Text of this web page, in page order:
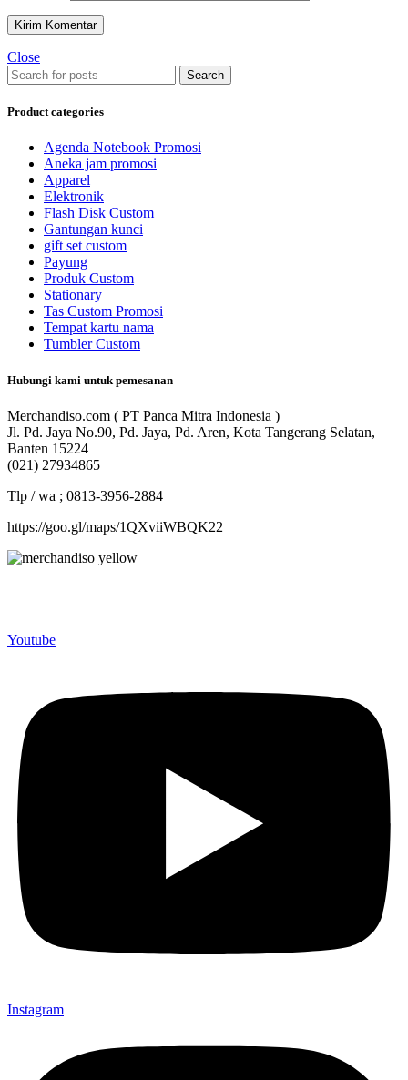
Close
Search
Product categories
Agenda Notebook Promosi
Aneka jam promosi
Apparel
Elektronik
Flash Disk Custom
Gantungan kunci
gift set custom
Payung
Produk Custom
Stationary
Tas Custom Promosi
Tempat kartu nama
Tumbler Custom
Hubungi kami untuk pemesanan
Merchandiso.com ( PT Panca Mitra Indonesia )
Jl. Pd. Jaya No.90, Pd. Jaya, Pd. Aren, Kota Tangerang Selatan,
Banten 15224
(021) 27934865
Tlp / wa ; 0813-3956-2884
https://goo.gl/maps/1QXviiWBQK22
Youtube
Instagram